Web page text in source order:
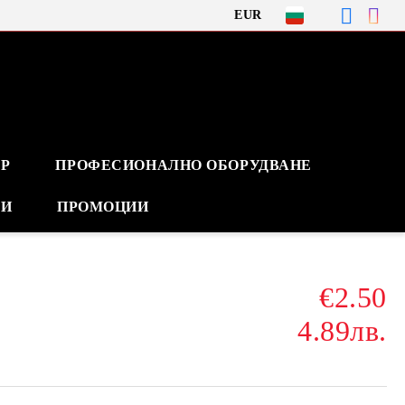
EUR
ПРОФЕСИОНАЛНО ОБОРУДВАНЕ
ПРОМОЦИИ
€2.50
4.89лв.